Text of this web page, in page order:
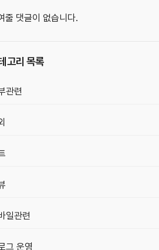
줄 댓글이 없습니다.
고리 목록
관련
일관련
그 운영